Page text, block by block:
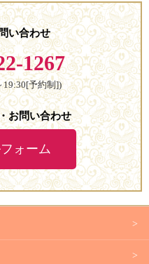
い合わせ
1267
19:30[予約制])
お問い合わせ
ォーム